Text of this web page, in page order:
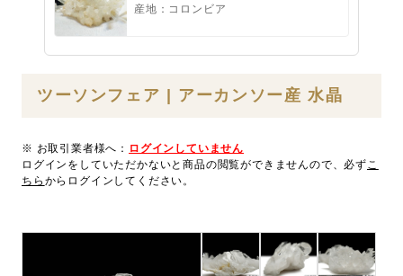
産地：コロンビア
ツーソンフェア | アーカンソー産 水晶
※ お取引業者様へ： ログインしていません
ログインをしていただかないと商品の閲覧ができませんので、必ずこ
ちら からログインしてください。